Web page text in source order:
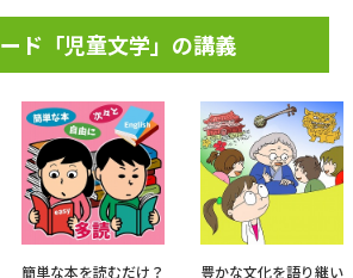
ド「児童文学」の講義
簡単な本を読むだけ？
豊かな文化を語り継い